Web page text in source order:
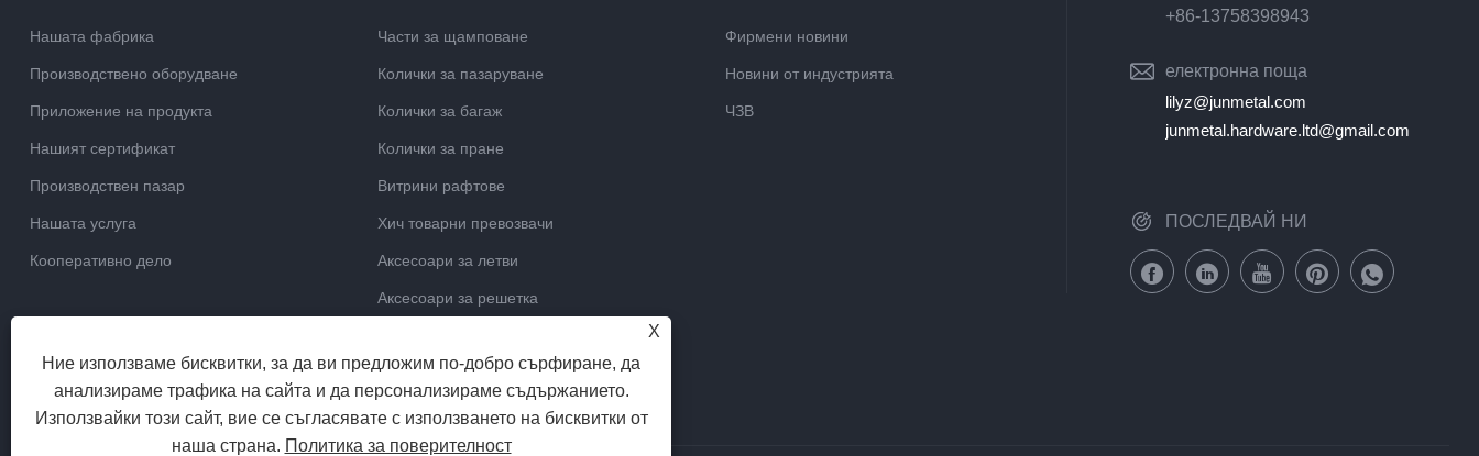
обслужване на клиенти
+86-13758398943
електронна поща
lilyz@junmetal.com
junmetal.hardware.ltd@gmail.com
ПОСЛЕДВАЙ НИ
Нашата фабрика
Производствено оборудване
Приложение на продукта
Нашият сертификат
Производствен пазар
Нашата услуга
Кооперативно дело
Части за щамповане
Колички за пазаруване
Колички за багаж
Колички за пране
Витрини рафтове
Хич товарни превозвачи
Аксесоари за летви
Аксесоари за решетка
Фирмени новини
Новини от индустрията
ЧЗВ
X
Ние използваме бисквитки, за да ви предложим по-добро сърфиране, да
анализираме трафика на сайта и да персонализираме съдържанието.
Използвайки този сайт, вие се съгласявате с използването на бисквитки от
наша страна. Политика за поверителност